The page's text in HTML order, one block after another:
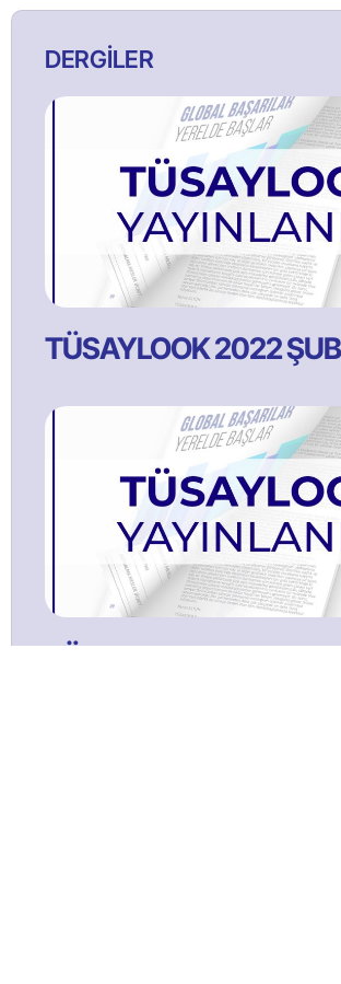
DERGİLER
TÜSAYLOOK 2022
TÜSAYLOOK 2021